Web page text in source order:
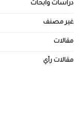
دراسات وابحاث
غير مصنف
مقالات
مقالات رأي